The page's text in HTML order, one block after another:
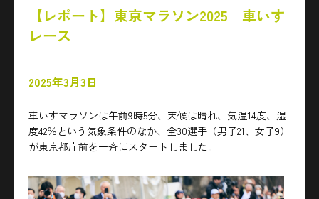
【レポート】東京マラソン2025 車いす
レース
2025年3月3日
車いすマラソンは午前9時5分、天候は晴れ、気温14度、湿
度42％という気象条件のなか、全30選手（男子21、女子9）
が東京都庁前を一斉にスタートしました。